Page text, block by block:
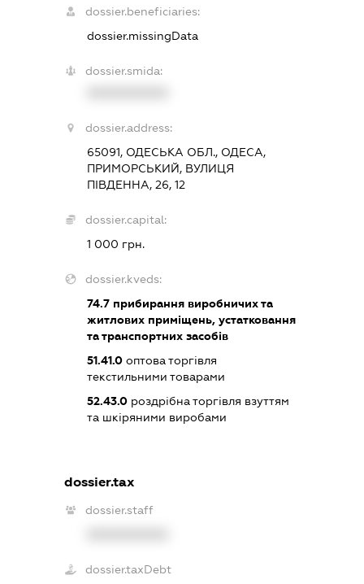
dossier.beneficiaries:
dossier.missingData
dossier.smida:
dossier.address:
65091, ОДЕСЬКА ОБЛ., ОДЕСА,
ПРИМОРСЬКИЙ, ВУЛИЦЯ
ПІВДЕННА, 26, 12
dossier.capital:
1 000 грн.
dossier.kveds:
74.7 прибирання виробничих та
житлових приміщень, устатковання
та транспортних засобів
51.41.0 оптова торгівля
текстильними товарами
52.43.0 роздрібна торгівля взуттям
та шкіряними виробами
dossier.tax
dossier.staff
dossier.taxDebt